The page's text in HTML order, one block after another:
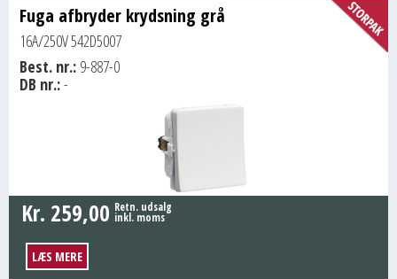
Fuga afbryder krydsning grå
16A/250V 542D5007
Best. nr.: 9-887-0
DB nr.:-
Kr. 259,00 Retn. udsalg
inkl. moms
LÆS MERE